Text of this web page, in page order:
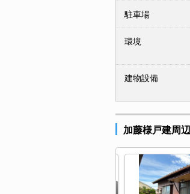
駐車場
環境
建物設備
加藤様戸建周